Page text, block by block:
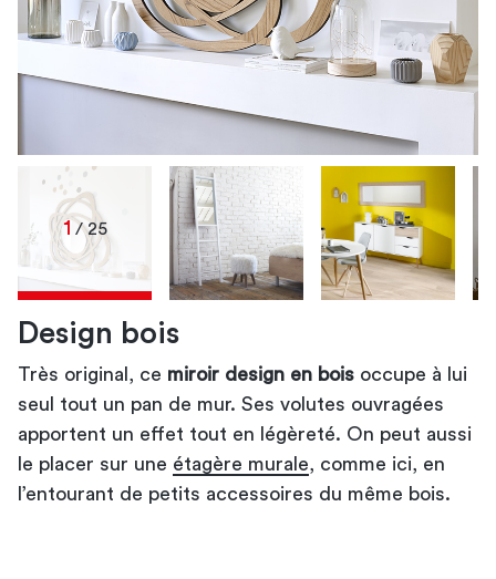
1 / 25
Design bois
Très original, ce miroir design en bois occupe à lui
seul tout un pan de mur. Ses volutes ouvragées
apportent un effet tout en légèreté. On peut aussi
le placer sur une étagère murale, comme ici, en
l’entourant de petits accessoires du même bois.
miroir mural
miroirs rétro
grands miroirs
petits miroirs rétro
miroir
miroirs
miroir mural design
miroir en pied
miroir
miroir rond en cuivre
miroirs
miroir en
rotin
miroirs
miroir
miroir à étagère
miroir miroir
miroir sans bordure
miroir psychémiroir mural
miroir soleil